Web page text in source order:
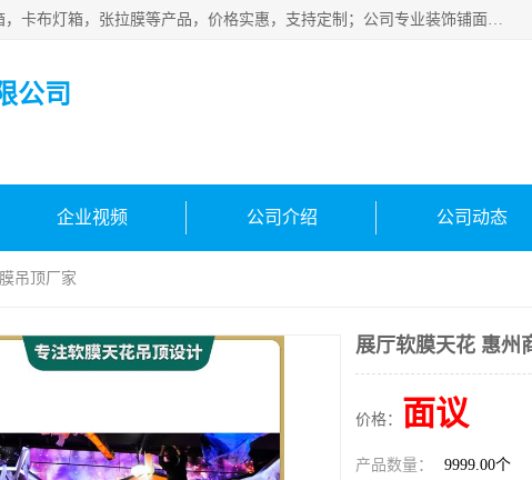
佛山朗鑫装饰工程有限公司主营软膜天花，软膜天花灯箱，卡布灯箱，张拉膜等产品，价格实惠，支持定制；公司专业装饰铺面，家居，会展特装，软膜等工程，技能精良人员，安装快、价格合理，质量保证、热诚与各方有识人士合作，欢迎新老客户来电咨询。
公司
企业视频 公司介绍 公司动态
吊顶厂家
展厅软膜天花 惠州
价格： 面议
产品数量： 9999.00个